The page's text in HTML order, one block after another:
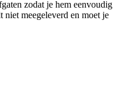
zodat je hem eenvoudig
meegeleverd en moet je